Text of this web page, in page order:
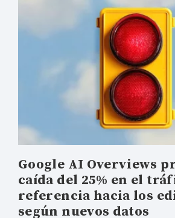
Google AI Overviews
caída del 25% en el
referencia hacia los
según nuevos datos